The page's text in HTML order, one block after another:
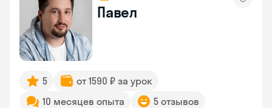
Павел
5
от 1590 ₽ за урок
10 месяцев опыта
5 отзывов